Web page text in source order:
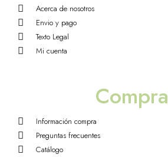
Acerca de nosotros
Envio y pago
Texto Legal
Mi cuenta
Compra
Información compra
Preguntas frecuentes
Catálogo